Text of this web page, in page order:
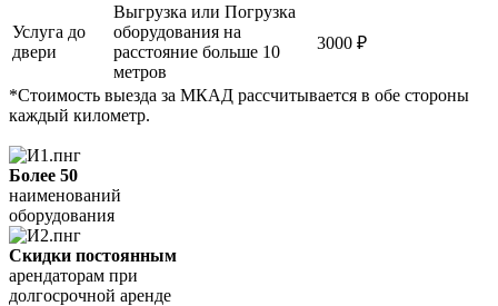
Услуга до
двери
Выгрузка или Погрузка
оборудования на
расстояние больше 10
метров
3000 ₽
*Стоимость выезда за МКАД рассчитывается в обе стороны
каждый километр.
Более 50
наименований
оборудования
Скидки постоянным
арендаторам при
долгосрочной аренде